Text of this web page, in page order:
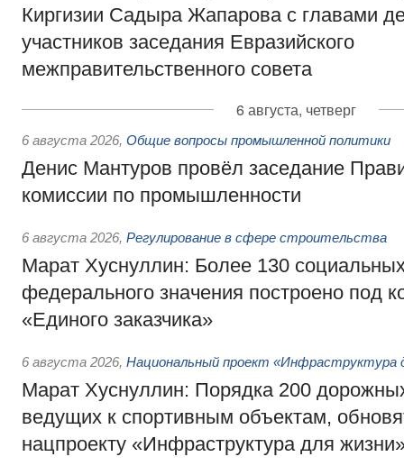
Киргизии Садыра Жапарова с главами
участников заседания Евразийского
межправительственного совета
6 августа, четверг
6 августа 2026, Общие вопросы промышленной политики
Денис Мантуров провёл заседание
комиссии по промышленности
6 августа 2026, Регулирование в сфере строительства
Марат Хуснуллин: Более 130
федерального значения построено под
«Единого заказчика»
6 августа 2026, Национальный проект «Инфраструктура
Марат Хуснуллин: Порядка 200
ведущих к спортивным объектам,
нацпроекту «Инфраструктура для